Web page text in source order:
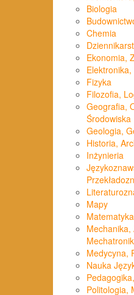
Biologia
Chemia
Ekonomia,
Fizyka
Filozofia,
Geografia,
Środowiska
Geologia,
Historia,
Inżynieria
Mapy
Mechanika,
Medycyna,
Nauka
Politologia,